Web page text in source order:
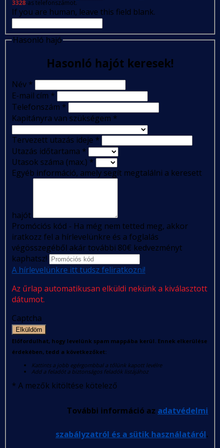
3328-as telefonszámot.
If you are human, leave this field blank.
Hasonló hajó
Hasonló hajót keresek!
Név *
E-mail cím *
Telefonszám *
Kapitányra van szükségem *
Tervezett utazás ideje *
Utazás időtartama *
Utasok száma (max.) *
Egyéb információ, amely segít megtalálni a keresett
hajót
Promóciós kód - Ha még nem tetted meg, akkor
iratkozz fel a hírlevelünkre és a foglalás
végösszegéből akár további 80€ kedvezményt
kaphatsz!
A hírlevelünkre itt tudsz feliratkozni!
Az űrlap automatikusan elküldi nekünk a kiválasztott
dátumot.
Captcha
Elküldöm
Előfordulhat, hogy levelünk spam mappába kerül. Ennek elkerülése
érdekében, tedd a következőket:
Kattints a jobb egérgombbal a tőlünk kapott levélre
Add a feladót a biztonságos feladók listájához
* A mezők kitöltése kötelező
További információ az adatvédelmi
szabályzatról és a sütik használatáról.